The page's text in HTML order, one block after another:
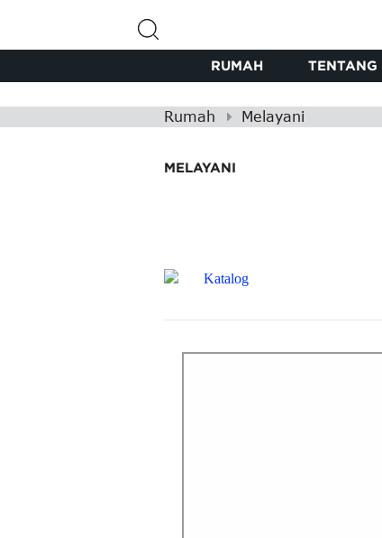
RUMAH TENTANG
Rumah Melayani
MELAYANI
Katalog